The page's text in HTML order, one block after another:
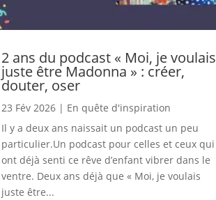
2 ans du podcast « Moi, je voulais
juste être Madonna » : créer,
douter, oser
23 Fév 2026| En quête d'inspiration
Il y a deux ans naissait un podcast un peu
particulier.Un podcast pour celles et ceux qui
ont déjà senti ce rêve d’enfant vibrer dans le
ventre. Deux ans déjà que « Moi, je voulais
juste être...